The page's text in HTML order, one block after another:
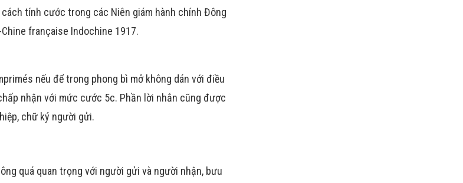
tính cước trong các Niên giám hành chính Đông
française Indochine 1917.
nếu để trong phong bì mở không dán với điều
nhận với mức cước 5c. Phần lời nhắn cũng được
chữ ký người gửi.
quá quan trọng với người gửi và người nhận, bưu